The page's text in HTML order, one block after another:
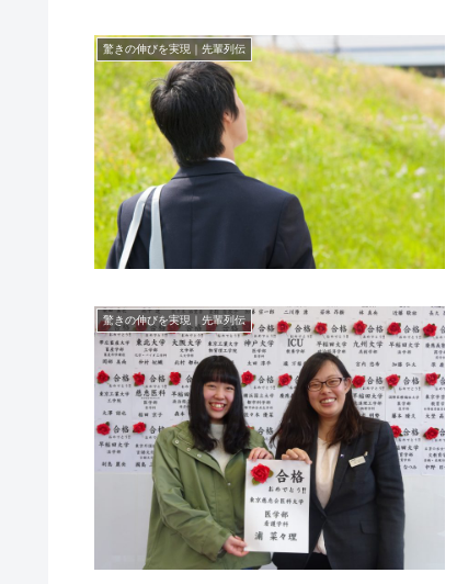
驚きの伸びを実現｜先輩列伝
驚きの伸びを実現｜先輩列伝